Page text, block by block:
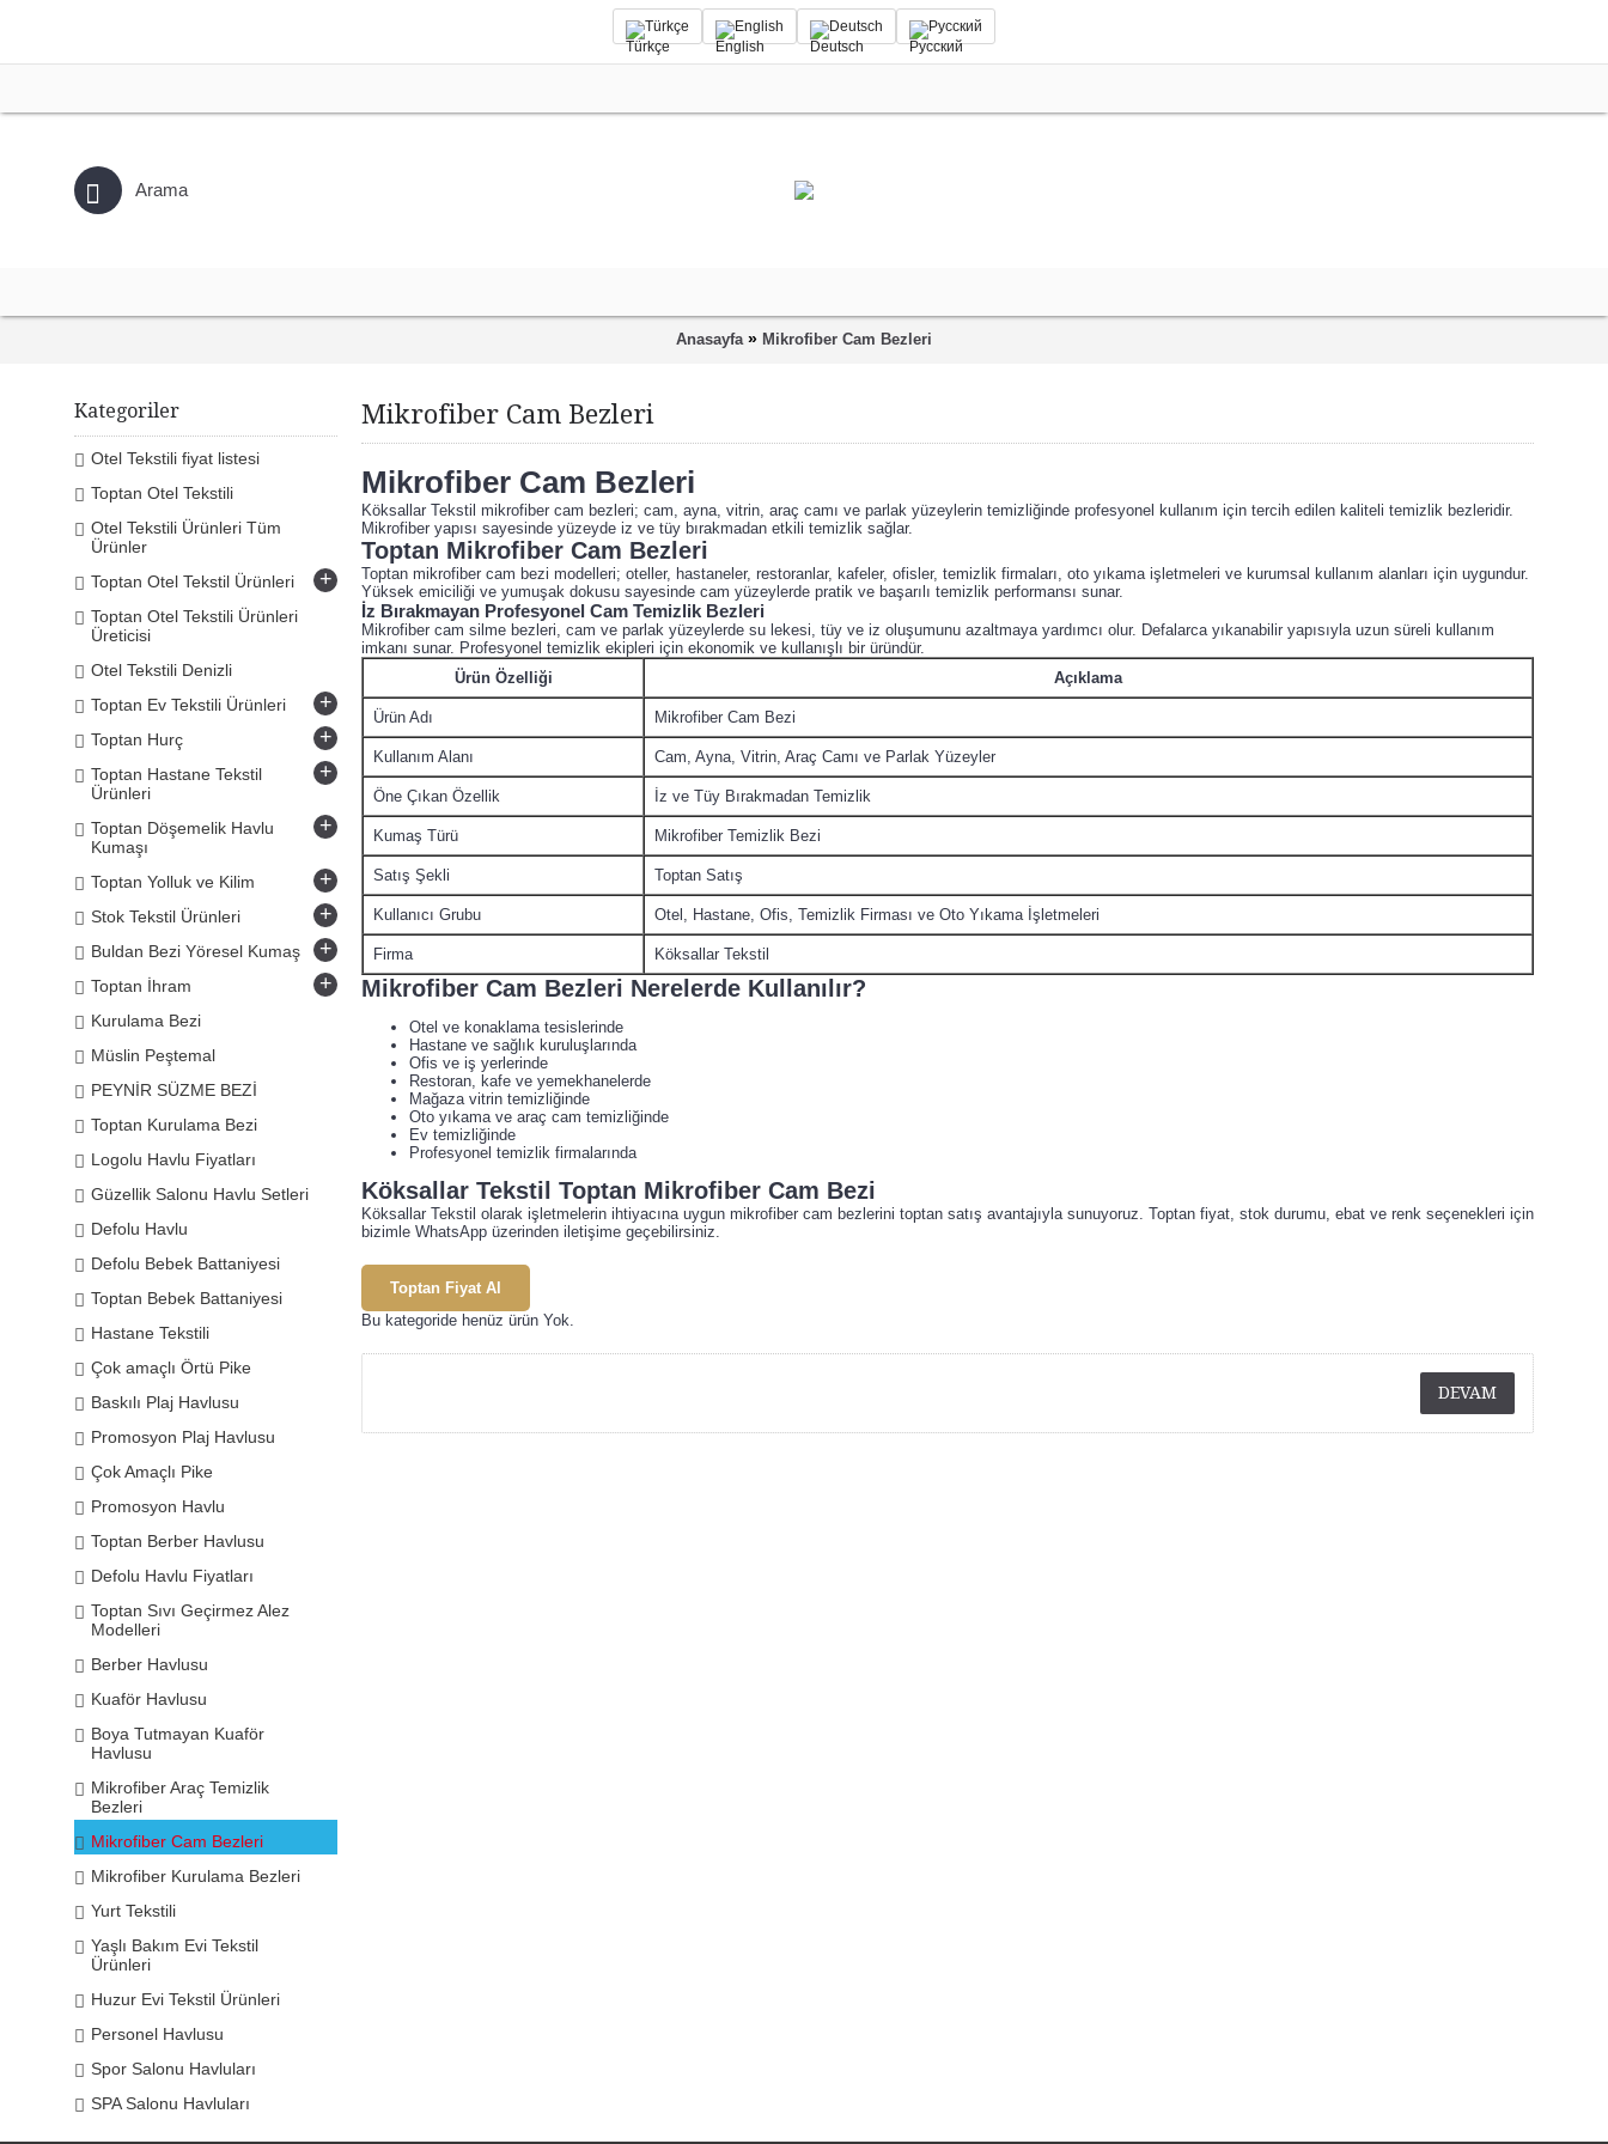
Türkçe English Deutsch Русский
Anasayfa » Mikrofiber Cam Bezleri
Kategoriler
Otel Tekstili fiyat listesi
Toptan Otel Tekstili
Otel Tekstili Ürünleri Tüm
Ürünler
Toptan Otel Tekstil Ürünleri
+
Toptan Otel Tekstili Ürünleri
Üreticisi
Otel Tekstili Denizli
Toptan Ev Tekstili Ürünleri
+
Toptan Hurç +
Toptan Hastane Tekstil
Ürünleri
+
Toptan Döşemelik Havlu
Kumaşı
+
Toptan Yolluk ve Kilim +
Stok Tekstil Ürünleri +
Buldan Bezi Yöresel Kumaş +
Toptan İhram +
Kurulama Bezi
Müslin Peştemal
PEYNİR SÜZME BEZİ
Toptan Kurulama Bezi
Logolu Havlu Fiyatları
Güzellik Salonu Havlu Setleri
Defolu Havlu
Defolu Bebek Battaniyesi
Toptan Bebek Battaniyesi
Hastane Tekstili
Çok amaçlı Örtü Pike
Baskılı Plaj Havlusu
Promosyon Plaj Havlusu
Çok Amaçlı Pike
Promosyon Havlu
Toptan Berber Havlusu
Defolu Havlu Fiyatları
Toptan Sıvı Geçirmez Alez
Modelleri
Berber Havlusu
Kuaför Havlusu
Boya Tutmayan Kuaför
Havlusu
Mikrofiber Araç Temizlik
Bezleri
Mikrofiber Cam Bezleri
Mikrofiber Kurulama Bezleri
Yurt Tekstili
Yaşlı Bakım Evi Tekstil
Ürünleri
Huzur Evi Tekstil Ürünleri
Personel Havlusu
Spor Salonu Havluları
SPA Salonu Havluları
Mikrofiber Cam Bezleri
Mikrofiber Cam Bezleri
Köksallar Tekstil mikrofiber cam bezleri; cam, ayna, vitrin, araç camı ve parlak yüzeylerin temizliğinde profesyonel kullanım için tercih edilen kaliteli temizlik bezleridir.
Mikrofiber yapısı sayesinde yüzeyde iz ve tüy bırakmadan etkili temizlik sağlar.
Toptan Mikrofiber Cam Bezleri
Toptan mikrofiber cam bezi modelleri; oteller, hastaneler, restoranlar, kafeler, ofisler, temizlik firmaları, oto yıkama işletmeleri ve kurumsal kullanım alanları için uygundur.
Yüksek emiciliği ve yumuşak dokusu sayesinde cam yüzeylerde pratik ve başarılı temizlik performansı sunar.
İz Bırakmayan Profesyonel Cam Temizlik Bezleri
Mikrofiber cam silme bezleri, cam ve parlak yüzeylerde su lekesi, tüy ve iz oluşumunu azaltmaya yardımcı olur. Defalarca yıkanabilir yapısıyla uzun süreli kullanım
imkanı sunar. Profesyonel temizlik ekipleri için ekonomik ve kullanışlı bir üründür.
Ürün Özelliği
Açıklama
Ürün Adı Mikrofiber Cam Bezi
Kullanım Alanı Cam, Ayna, Vitrin, Araç Camı ve Parlak Yüzeyler
Öne Çıkan Özellik İz ve Tüy Bırakmadan Temizlik
Kumaş Türü Mikrofiber Temizlik Bezi
Satış Şekli Toptan Satış
Kullanıcı Grubu Otel, Hastane, Ofis, Temizlik Firması ve Oto Yıkama İşletmeleri
Firma Köksallar Tekstil
Mikrofiber Cam Bezleri Nerelerde Kullanılır?
Otel ve konaklama tesislerinde
Hastane ve sağlık kuruluşlarında
Ofis ve iş yerlerinde
Restoran, kafe ve yemekhanelerde
Mağaza vitrin temizliğinde
Oto yıkama ve araç cam temizliğinde
Ev temizliğinde
Profesyonel temizlik firmalarında
Köksallar Tekstil Toptan Mikrofiber Cam Bezi
Köksallar Tekstil olarak işletmelerin ihtiyacına uygun mikrofiber cam bezlerini toptan satış avantajıyla sunuyoruz. Toptan fiyat, stok durumu, ebat ve renk seçenekleri için
bizimle WhatsApp üzerinden iletişime geçebilirsiniz.
Toptan Fiyat Al
Bu kategoride henüz ürün Yok.
DEVAM